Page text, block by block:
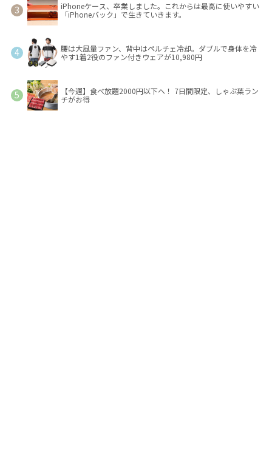
iPhoneケース、卒業しました。これからは最高に使いやすい
「iPhoneバック」で生きていきます。
腰は大風量ファン、背中はペルチェ冷却。ダブルで身体を冷
やす1着2役のファン付きウェアが10,980円
【今週】食べ放題2000円以下へ！ 7日間限定、しゃぶ葉ラン
チがお得